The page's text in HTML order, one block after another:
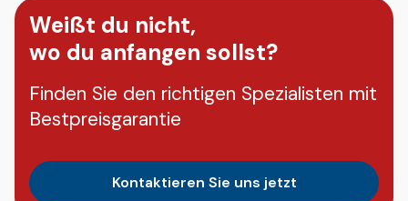
Weißt du nicht,
wo du anfangen sollst?
Finden Sie den richtigen Spezialisten mit
Bestpreisgarantie
Kontaktieren Sie uns jetzt